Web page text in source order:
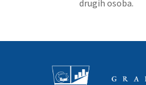
drugih osoba.